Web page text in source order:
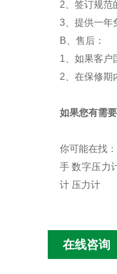
2、签订规范
3、提供一年
B、售后：
1、如果客户
2、在保修期
如果您有需
你可能在找
手 数字压力
计 压力计
在线咨询